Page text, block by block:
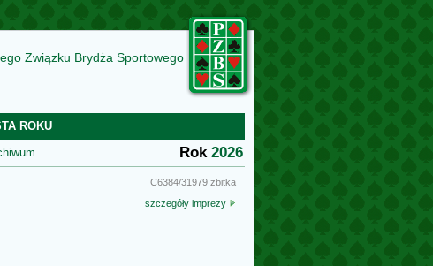
Związku Brydża Sportowego
ROKU
Rok 2026
C6384/31979 zbitka
szczegóły imprezy